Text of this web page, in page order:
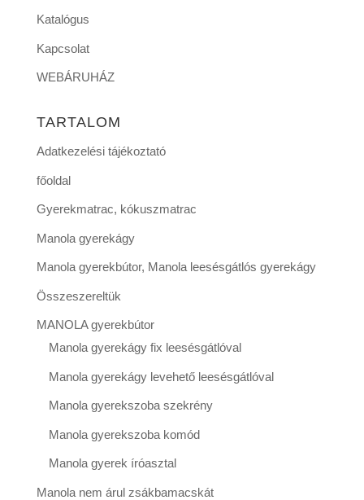
Katalógus
Kapcsolat
WEBÁRUHÁZ
TARTALOM
Adatkezelési tájékoztató
főoldal
Gyerekmatrac, kókuszmatrac
Manola gyerekágy
Manola gyerekbútor, Manola leesésgátlós gyerekágy
Összeszereltük
MANOLA gyerekbútor
Manola gyerekágy fix leesésgátlóval
Manola gyerekágy levehető leesésgátlóval
Manola gyerekszoba szekrény
Manola gyerekszoba komód
Manola gyerek íróasztal
Manola nem árul zsákbamacskát